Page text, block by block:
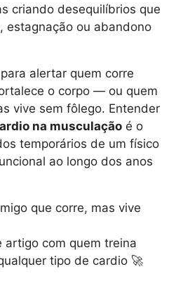
criando desequilíbrios que
estagnação ou abandono
alertar quem corre
o corpo — ou quem
vive sem fôlego. Entender
na musculação é o
temporários de um físico
ao longo dos anos
que corre, mas vive
artigo com quem treina
tipo de cardio 🚀